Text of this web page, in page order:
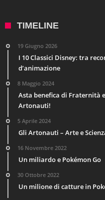
TIMELINE
19 Giugno 2026
I 10 Classici Disney: tra
d’animazione
8 Maggio 2024
Asta benefica di Fraternità
Artonauti!
5 Aprile 2024
Gli Artonauti – Arte e
16 Novembre 2022
Un miliardo e Pokémon Go
30 Ottobre 2022
Un milione di catture in